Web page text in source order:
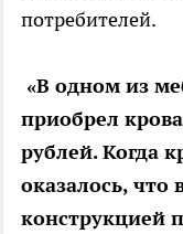
потребителей.
«В одном из
приобрел
рублей. Когда
оказалось, что
конструкцией